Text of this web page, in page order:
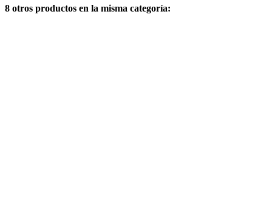
8 otros productos en la misma categoría: